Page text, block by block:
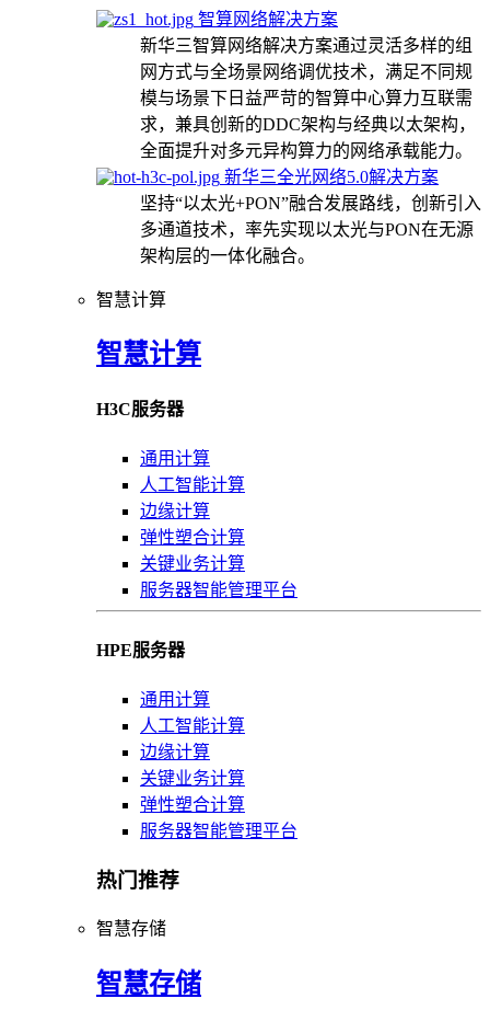
智算网络解决方案
新华三智算网络解决方案通过灵活多样的组
网方式与全场景网络调优技术，满足不同规
模与场景下日益严苛的智算中心算力互联需
求，兼具创新的DDC架构与经典以太架构，
全面提升对多元异构算力的网络承载能力。
新华三全光网络5.0解决方案
坚持“以太光+PON”融合发展路线，创新引入
多通道技术，率先实现以太光与PON在无源
架构层的一体化融合。
智慧计算
智慧计算
H3C服务器
通用计算
人工智能计算
边缘计算
弹性塑合计算
关键业务计算
服务器智能管理平台
HPE服务器
通用计算
人工智能计算
边缘计算
关键业务计算
弹性塑合计算
服务器智能管理平台
热门推荐
智慧存储
智慧存储